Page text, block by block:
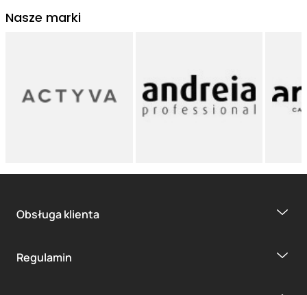
Nasze marki
Obsługa klienta
Regulamin